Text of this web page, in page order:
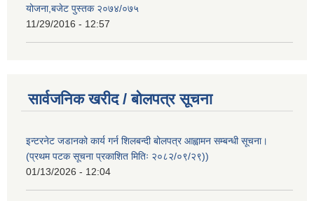
योजना,बजेट पुस्तक २०७४/०७५
11/29/2016 - 12:57
सार्वजनिक खरीद / बोलपत्र सूचना
इन्टरनेट जडानको कार्य गर्न शिलबन्दी बोलपत्र आह्वामन सम्बन्धी सूचना।
(प्रथम पटक सूचना प्रकाशित मितिः २०८२/०९/२९))
01/13/2026 - 12:04